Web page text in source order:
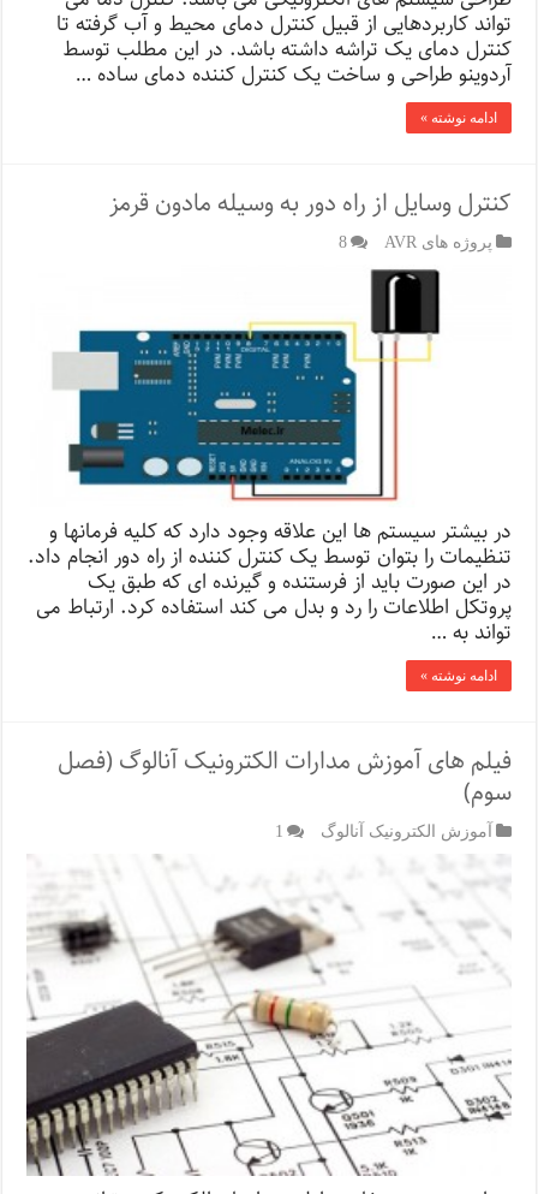
تواند کاربردهایی از قبیل کنترل دمای محیط و آب گرفته تا
کنترل دمای یک تراشه داشته باشد. در این مطلب توسط
آردوینو طراحی و ساخت یک کنترل کننده دمای ساده …
ادامه نوشته »
کنترل وسایل از راه دور به وسیله مادون قرمز
پروژه های AVR 8
در بیشتر سیستم ها این علاقه وجود دارد که کلیه فرمانها و
تنظیمات را بتوان توسط یک کنترل کننده از راه دور انجام داد.
در این صورت باید از فرستنده و گیرنده ای که طبق یک
پروتکل اطلاعات را رد و بدل می کند استفاده کرد. ارتباط می
تواند به …
ادامه نوشته »
فیلم های آموزش مدارات الکترونیک آنالوگ (فصل
سوم)
آموزش الکترونیک آنالوگ 1